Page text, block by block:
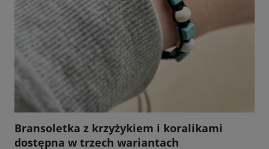
Bransoletka z krzyżykiem i koralikami
dostępna w trzech wariantach